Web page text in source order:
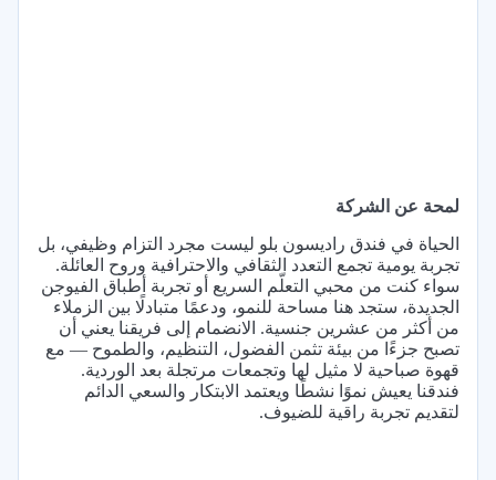
لمحة عن الشركة
الحياة في فندق راديسون بلو ليست مجرد التزام وظيفي، بل
تجربة يومية تجمع التعدد الثقافي والاحترافية وروح العائلة.
سواء كنت من محبي التعلّم السريع أو تجربة أطباق الفيوجن
الجديدة، ستجد هنا مساحة للنمو، ودعمًا متبادلًا بين الزملاء
من أكثر من عشرين جنسية. الانضمام إلى فريقنا يعني أن
تصبح جزءًا من بيئة تثمن الفضول، التنظيم، والطموح — مع
قهوة صباحية لا مثيل لها وتجمعات مرتجلة بعد الوردية.
فندقنا يعيش نموًا نشطًا ويعتمد الابتكار والسعي الدائم
لتقديم تجربة راقية للضيوف.